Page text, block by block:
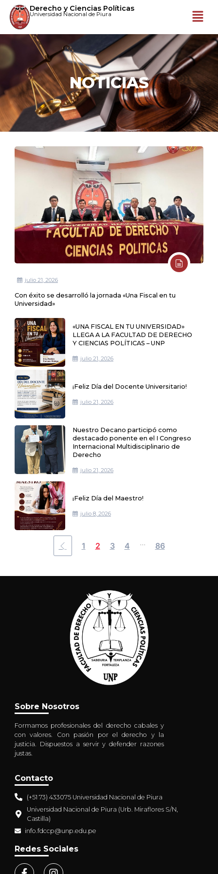
Derecho y Ciencias Políticas
Universidad Nacional de Piura
NOTICIAS
julio 21, 2026
Con éxito se desarrolló la jornada «Una Fiscal en tu
Universidad»
julio 21, 2026
«UNA FISCAL EN TU UNIVERSIDAD»
LLEGA A LA FACULTAD DE DERECHO
Y CIENCIAS POLÍTICAS – UNP
julio 21, 2026
¡Feliz Día del Docente Universitario!
julio 21, 2026
Nuestro Decano participó como
destacado ponente en el I Congreso
Internacional Multidisciplinario de
Derecho
julio 8, 2026
¡Feliz Día del Maestro!
1 2 3 4 ... 86
Sobre Nosotros
Formamos profesionales del derecho cabales y
con valores. Con pasión por el derecho y la
justicia. Dispuestos a servir y defender razones
justas.
Contacto
(+51 73) 433075 Universidad Nacional de Piura
Universidad Nacional de Piura (Urb. Miraflores S/N,
Castilla)
info.fdccp@unp.edu.pe
Redes Sociales